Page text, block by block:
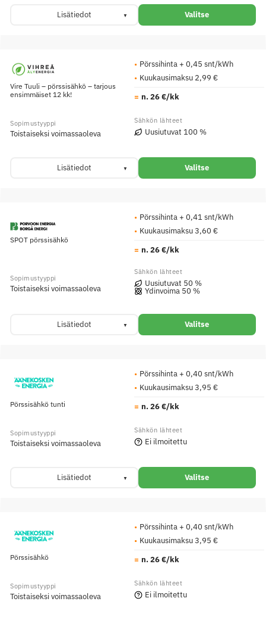
Lisätiedot Valitse
Vire Tuuli – pörssisähkö – tarjous
ensimmäiset 12 kk!
Pörssihinta + 0,45 snt/kWh
Kuukausimaksu 2,99 €
n. 26 €/kk
Toistaiseksi voimassaoleva Uusiutuvat 100 %
Lisätiedot Valitse
SPOT pörssisähkö
Pörssihinta + 0,41 snt/kWh
Kuukausimaksu 3,60 €
n. 26 €/kk
Toistaiseksi voimassaoleva
Uusiutuvat 50 %
Ydinvoima 50 %
Lisätiedot Valitse
Pörssisähkö tunti
Pörssihinta + 0,40 snt/kWh
Kuukausimaksu 3,95 €
n. 26 €/kk
Toistaiseksi voimassaoleva Ei ilmoitettu
Lisätiedot Valitse
Pörssisähkö
Pörssihinta + 0,40 snt/kWh
Kuukausimaksu 3,95 €
n. 26 €/kk
Toistaiseksi voimassaoleva Ei ilmoitettu